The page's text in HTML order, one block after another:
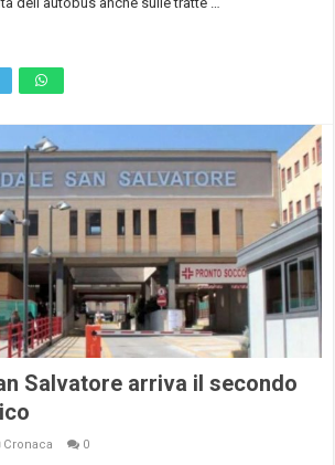
Salvatore arriva il secondo
Cronaca 0